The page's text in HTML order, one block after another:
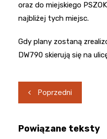
oraz do miejskiego
najbliżej tych miejsc.
Gdy plany zostaną
DW790 skierują się na
Nawigacja
wpisu
Poprzedni
Powiązane teksty